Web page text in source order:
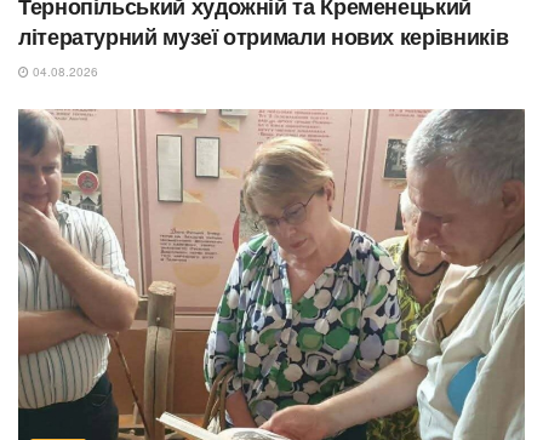
Тернопільський художній та Кременецький
літературний музеї отримали нових керівників
04.08.2026